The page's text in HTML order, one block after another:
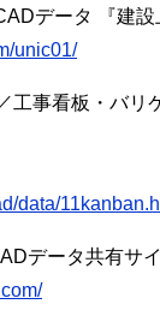
データ 『建設
unic01/
工事看板・バリ
data/
データ共有サ